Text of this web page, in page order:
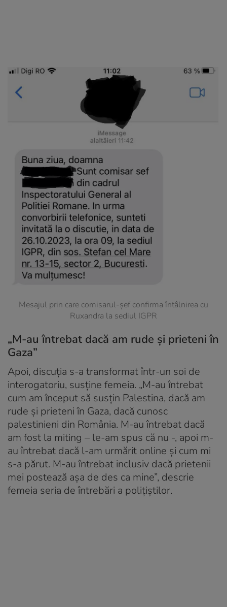
Mesajul prin care comisarul-șef confirma întâlnirea cu
Ruxandra la sediul IGPR
„M-au întrebat dacă am rude și prieteni în
Gaza”
Apoi, discuția s-a transformat într-un soi de
interogatoriu, susţine femeia. „M-au întrebat
cum am început să susțin Palestina, dacă am
rude și prieteni în Gaza, dacă cunosc
palestinieni din România. M-au întrebat dacă
am fost la miting – le-am spus că nu -, apoi m-
au întrebat dacă l-am urmărit online și cum mi
s-a părut. M-au întrebat inclusiv dacă prietenii
mei postează așa de des ca mine”, descrie
femeia seria de întrebări a poliţiştilor.